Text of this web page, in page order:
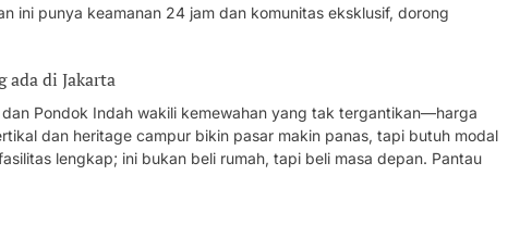
ini punya keamanan 24 jam dan komunitas eksklusif, dorong
ada di Jakarta
Pondok Indah wakili kemewahan yang tak tergantikan—harga
dan heritage campur bikin pasar makin panas, tapi butuh modal
lengkap; ini bukan beli rumah, tapi beli masa depan. Pantau